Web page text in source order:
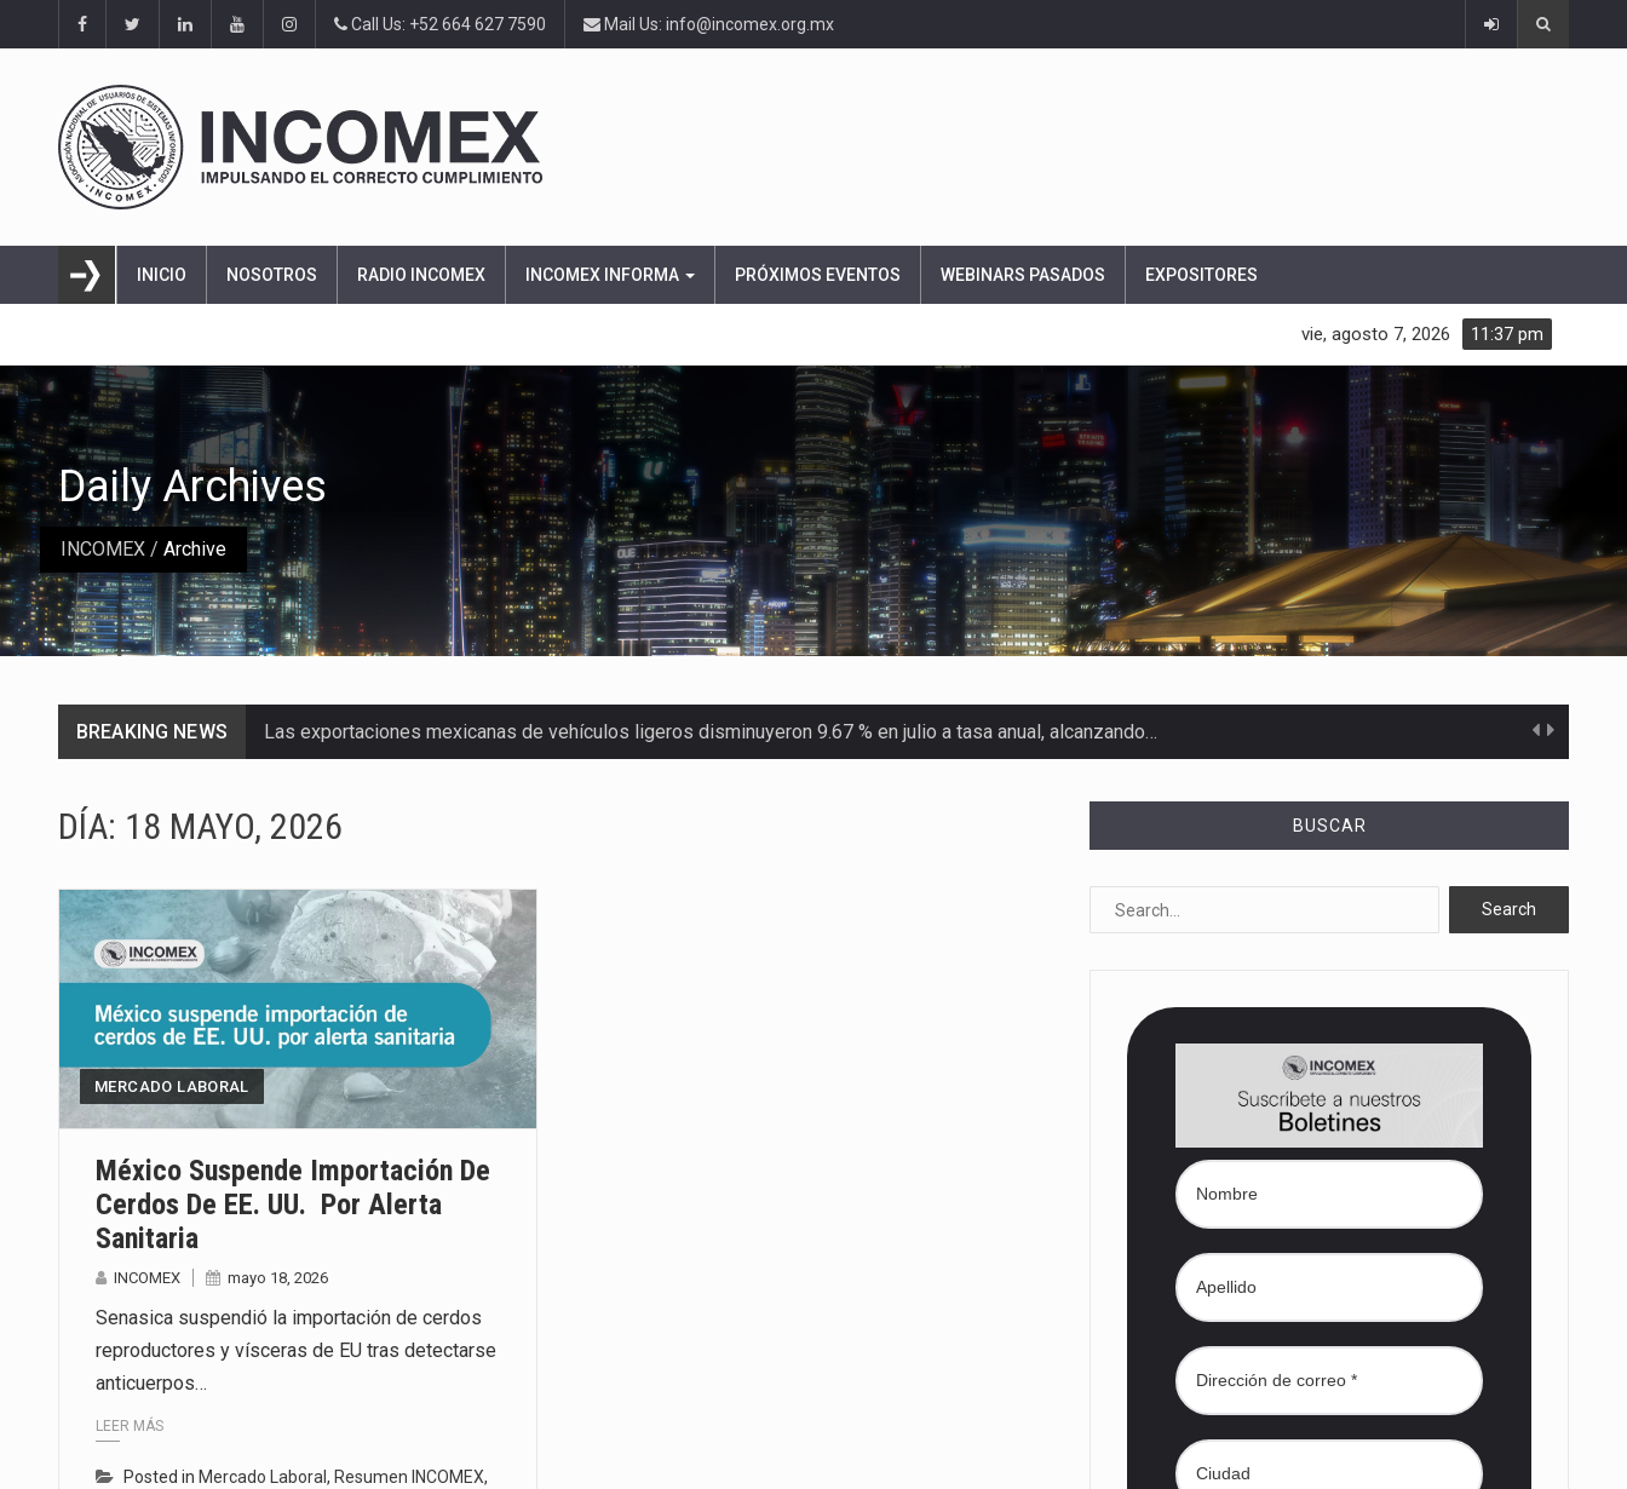
Call Us: +52 664 627 7590 Mail Us: info@incomex.org.mx
INICIO NOSOTROS RADIO INCOMEX INCOMEX INFORMA PRÓXIMOS EVENTOS WEBINARS PASADOS EXPOSITORES
11:37 pm
vie, agosto 7, 2026
INCOMEX / Archive
Daily Archives
BREAKING NEWS Las exportaciones mexicanas de vehículos ligeros disminuyeron 9.67 % en julio a tasa anual, alcanzando…
La Coalition for a Prosperous America (CPA) solicitó al gobierno de Estados Unidos mantener e…
Solo el 17.8 % de las empresas en México se considera totalmente preparada para la…
Ante la suspensión temporal de las inspecciones sanitarias del Departamento de Agricultura de Estados Unidos…
Los créditos fiscales determinados a empresas IMMEX rara vez nacen de una interpretación equivocada de…
La industria automotriz mexicana concentra más de la mitad de las quejas bajo el Mecanismo…
La inversión fija bruta en México registró un aumento de 1.1% interanual en mayo de…
El gobierno de Estados Unidos anunciará un arancel del 15 % sobre los productos fabricados…
DÍA: 18 MAYO, 2026
MERCADO LABORAL
México Suspende Importación De
Cerdos De EE. UU. Por Alerta
Sanitaria
INCOMEX mayo 18, 2026
Senasica suspendió la importación de cerdos
reproductores y vísceras de EU tras detectarse
anticuerpos…
LEER MÁS
Posted in Mercado Laboral, Resumen INCOMEX,
BUSCAR